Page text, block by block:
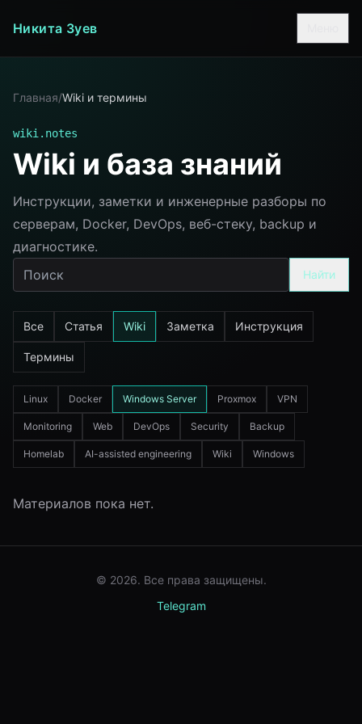
Никита Зуев
Главная/Wiki и термины
wiki.notes
Wiki и база знаний
Инструкции, заметки и инженерные разборы по
серверам, Docker, DevOps, веб-стеку, backup и
диагностике.
Найти
Все Статья Wiki Заметка Инструкция
Термины
Linux Docker Windows Server Proxmox VPN
Monitoring Web DevOps Security Backup
Homelab AI-assisted engineering Wiki Windows
Материалов пока нет.
© 2026. Все права защищены.
Telegram